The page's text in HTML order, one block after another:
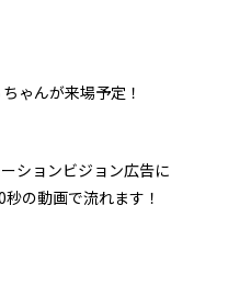
ゃんが来場予定！
ションビジョン広告に
の動画で流れます！